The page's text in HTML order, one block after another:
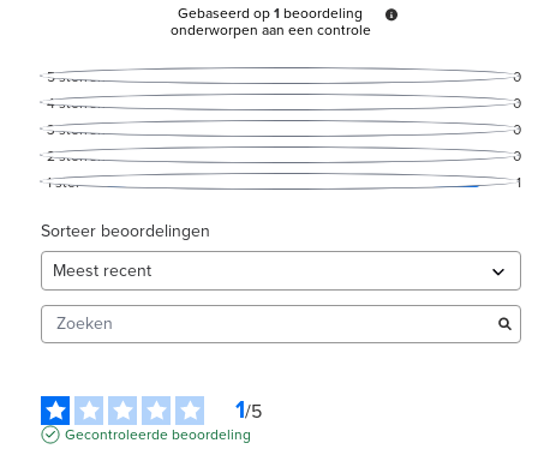
Gebaseerd op1beoordeling
onderworpen aan een controle
5sterren
0
4sterren
0
3sterren
0
2sterren
0
1ster 1
Sorteer beoordelingen
1/5
Gecontroleerde beoordeling